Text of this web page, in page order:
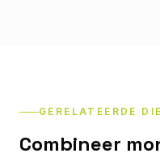
GERELATEERDE
Combineer